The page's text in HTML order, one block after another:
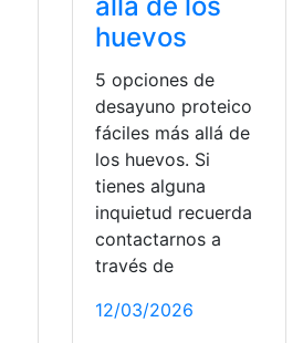
huevos
5 opciones de
desayuno proteico
fáciles más allá de
los huevos. Si
tienes alguna
inquietud recuerda
contactarnos a
través de
12/03/2026